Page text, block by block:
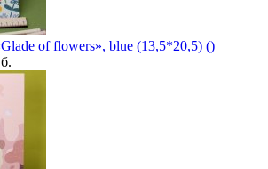
of flowers», blue (13,5*20,5) ()